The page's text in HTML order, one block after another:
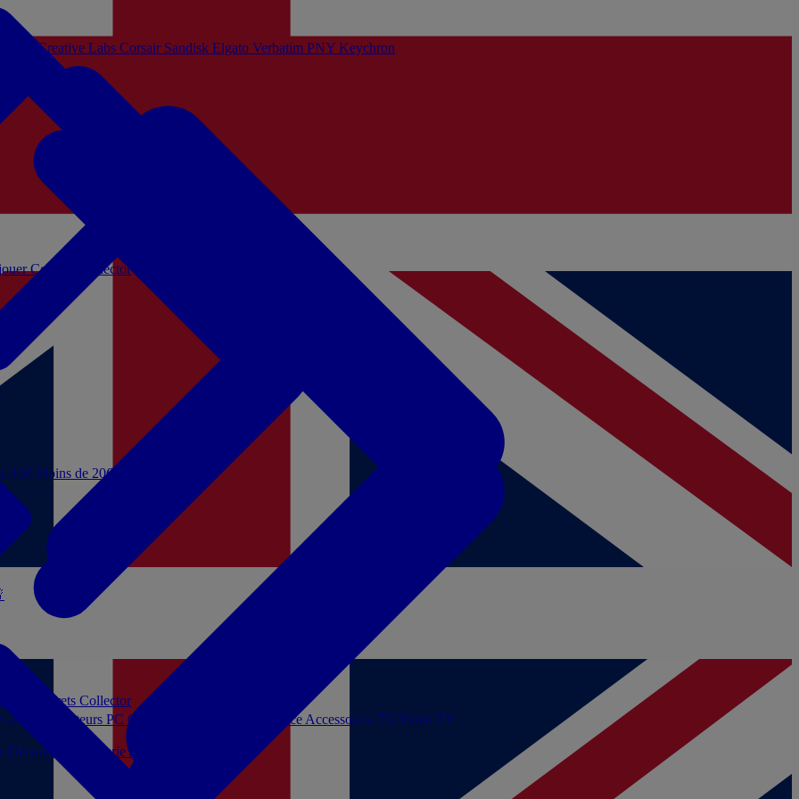
10€ Moins de 20€
Décoration PapeterieJeux de société
Coffrets Collector
Coffrets Collector
audio Moniteurs PC Casques filaires Audio Licence Accessoires TV/Vidéo TV
Creative Labs Corsair Sandisk Elgato Verbatim PNY Keychron